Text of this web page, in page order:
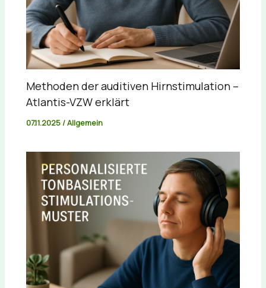
Methoden der auditiven Hirnstimulation –
Atlantis-VZW erklärt
07.11.2025/Allgemein